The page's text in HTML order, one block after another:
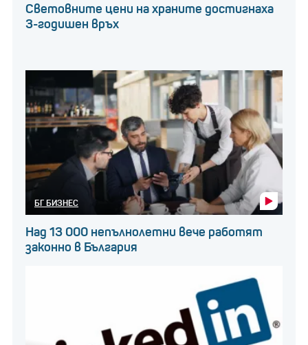
Световните цени на храните достигнаха
3-годишен връх
БГ БИЗНЕС
Над 13 000 непълнолетни вече работят
законно в България